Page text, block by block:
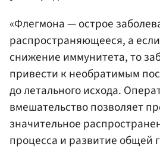
«Флегмона — острое
распространяющееся, а
снижение иммунитета, то
привести к необратимым
до летального исхода.
вмешательство позволяет
значительное
процесса и развитие общей